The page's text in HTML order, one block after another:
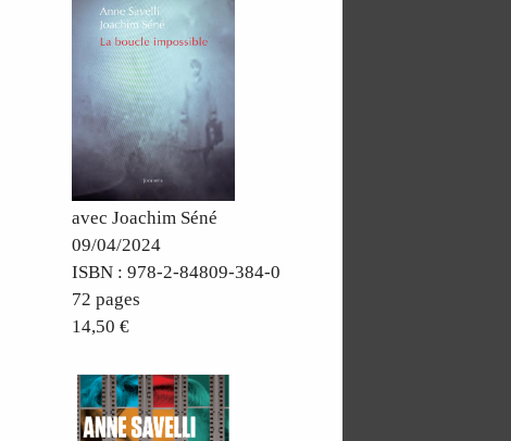
avec Joachim Séné
09/04/2024
ISBN : 978-2-84809-384-0
72 pages
14,50 €